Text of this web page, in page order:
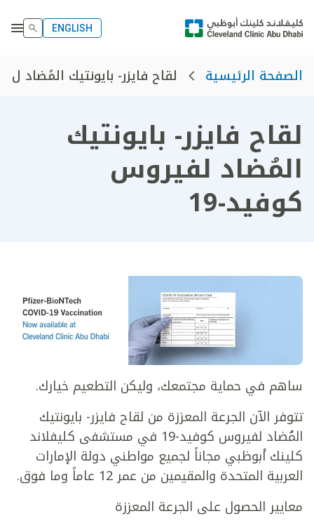
ENGLISH
الصفحة الرئيسية لقاح فايزر- بايونتيك المُضاد ل...
لقاح فايزر- بايونتيك
المُضاد لفيروس
كوفيد-19
ساهم في حماية مجتمعك، وليكن التطعيم خيارك.
تتوفر الآن الجرعة المعززة من لقاح فايزر- بايونتيك
المُضاد لفيروس كوفيد-19 في مستشفى كليفلاند
كلينك أبوظبي مجاناً لجميع مواطني دولة الإمارات
العربية المتحدة والمقيمين من عمر 12 عاماً وما فوق.
معايير الحصول على الجرعة المعززة